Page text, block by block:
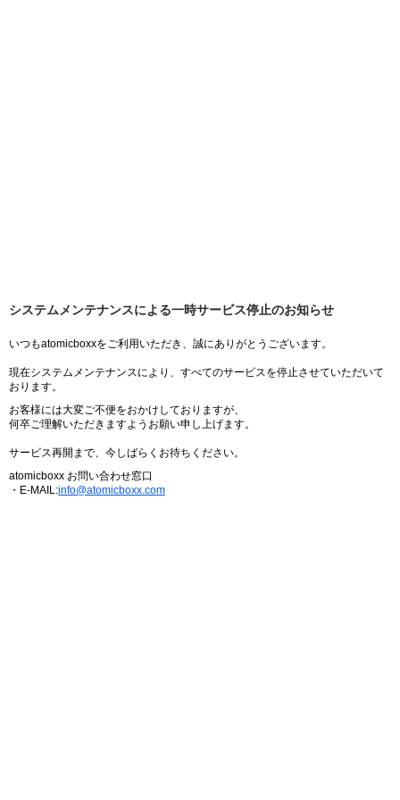
システムメンテナンスによる一時サービス停止のお知らせ
いつもatomicboxxをご利用いただき、誠にありがとうございます。
現在システムメンテナンスにより、すべてのサービスを停止させていただいて
おります。
お客様には大変ご不便をおかけしておりますが、
何卒ご理解いただきますようお願い申し上げます。
サービス再開まで、今しばらくお待ちください。
atomicboxx お問い合わせ窓口
・E-MAIL:info@atomicboxx.com